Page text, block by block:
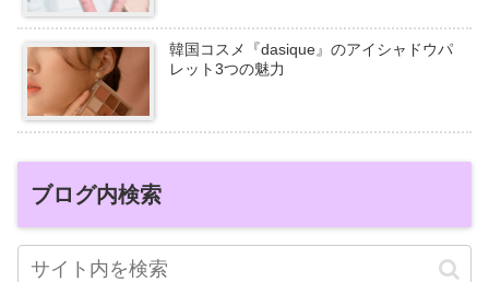
韓国コスメ『dasique』のアイシャドウパ
レット3つの魅力
ブログ内検索